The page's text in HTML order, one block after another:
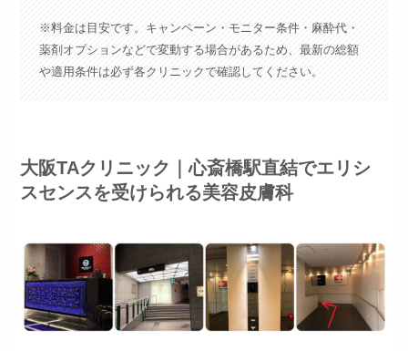
※料金は目安です。キャンペーン・モニター条件・麻酔代・
薬剤オプションなどで変動する場合があるため、最新の総額
や適用条件は必ず各クリニックで確認してください。
大阪TAクリニック｜心斎橋駅直結でエリシ
スセンスを受けられる美容皮膚科